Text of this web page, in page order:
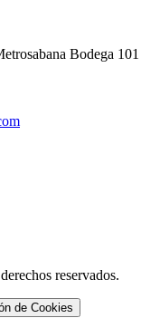
Bodega 101
reservados.
de Cookies